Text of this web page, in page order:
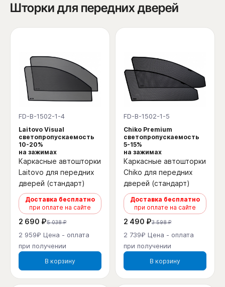
Шторки для передних дверей
FD-B-1502-1-4
Laitovo Visual
светопропускаемость
10-20%
на зажимах
Каркасные автошторки
Laitovo для передних
дверей (стандарт)
Доставка бесплатно
при оплате на сайте
2 690 ₽5 038 ₽
2 959₽ Цена - оплата
при получении
В корзину
FD-B-1502-1-5
Chiko Premium
светопропускаемость
5-15%
на зажимах
Каркасные автошторки
Chiko для передних
дверей (стандарт)
Доставка бесплатно
при оплате на сайте
2 490 ₽3 598 ₽
2 739₽ Цена - оплата
при получении
В корзину